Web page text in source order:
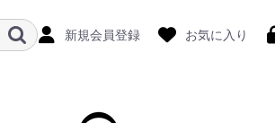
新規会員登録 お気に入り